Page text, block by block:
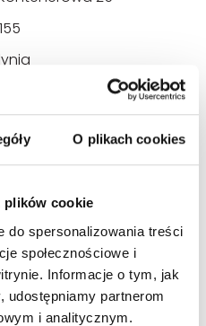
O plikach cookies
plików cookie
do spersonalizowania treści
społecznościowe i
Informacje o tym, jak
partnerom
i analitycznym.